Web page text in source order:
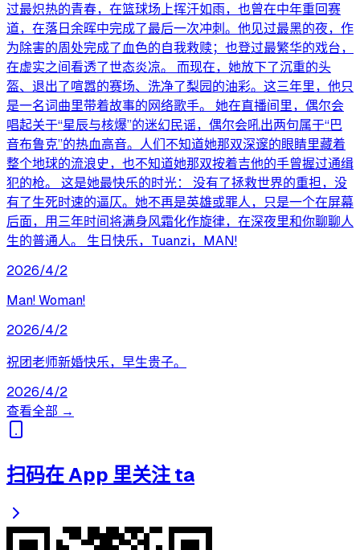
过最炽热的青春，在篮球场上挥汗如雨，也曾在中年重回赛
道，在落日余晖中完成了最后一次冲刺。他见过最黑的夜，作
为除害的周处完成了血色的自我救赎；也登过最繁华的戏台，
在虚实之间看透了世态炎凉。 而现在，她放下了沉重的头
盔、退出了喧嚣的赛场、洗净了梨园的油彩。这三年里，他只
是一名词曲里带着故事的网络歌手。 她在直播间里，偶尔会
唱起关于“星辰与核爆”的迷幻民谣，偶尔会吼出两句属于“巴
音布鲁克”的热血高音。人们不知道她那双深邃的眼睛里藏着
整个地球的流浪史，也不知道她那双按着吉他的手曾握过通缉
犯的枪。 这是她最快乐的时光： 没有了拯救世界的重担，没
有了生死时速的逼仄。她不再是英雄或罪人，只是一个在屏幕
后面，用三年时间将满身风霜化作旋律，在深夜里和你聊聊人
生的普通人。 生日快乐，Tuanzi，MAN!
2026/4/2
Man! Woman!
2026/4/2
祝团老师新婚快乐，早生贵子。
2026/4/2
查看全部 →
扫码在 App 里关注 ta